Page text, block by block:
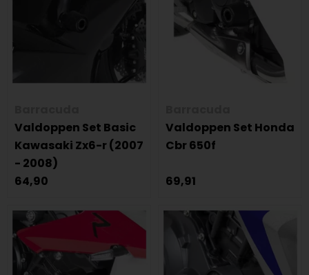
Valdoppen Set Basic
Kawasaki Zx6-r (2007
- 2008)
64,90
Valdoppen Set Honda
Cbr 650f
69,91